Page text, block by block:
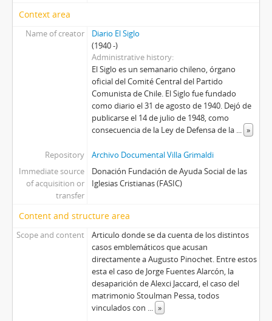
Context area
Name of creator
Diario El Siglo
(1940 -)
Administrative history
El Siglo es un semanario chileno, órgano
oficial del Comité Central del Partido
Comunista de Chile. El Siglo fue fundado
como diario el 31 de agosto de 1940. Dejó de
publicarse el 14 de julio de 1948, como
consecuencia de la Ley de Defensa de la ... »
Repository
Archivo Documental Villa Grimaldi
Immediate source
of acquisition or
transfer
Donación Fundación de Ayuda Social de las
Iglesias Cristianas (FASIC)
Content and structure area
Scope and content
Articulo donde se da cuenta de los distintos
casos emblemáticos que acusan
directamente a Augusto Pinochet. Entre estos
esta el caso de Jorge Fuentes Alarcón, la
desaparición de Alexci Jaccard, el caso del
matrimonio Stoulman Pessa, todos
vinculados con ... »